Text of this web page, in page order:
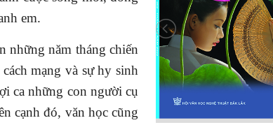
em.
năm tháng chiến
mạng và sự hy sinh
ca những con người cụ
cạnh đó, văn học cũng